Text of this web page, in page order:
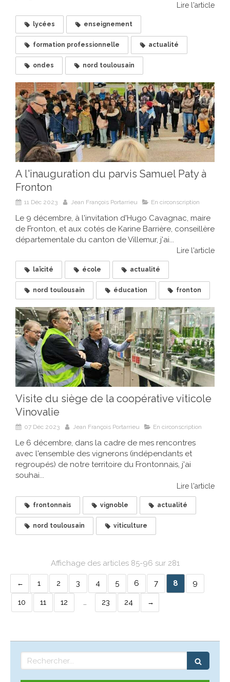
Lire l'article
lycées enseignement
formation professionnelle actualité
ondes nord toulousain
A l'inauguration du parvis Samuel Paty à
Fronton
11 Déc 2023 Jean François Portarrieu En circonscription
Le 9 décembre, à l'invitation d'Hugo Cavagnac, maire
de Fronton, et aux cotés de Karine Barrière, conseillère
départementale du canton de Villemur, j'ai...
Lire l'article
laïcité école actualité
nord toulousain éducation fronton
Visite du siège de la coopérative viticole
Vinovalie
07 Déc 2023 Jean François Portarrieu En circonscription
Le 6 décembre, dans la cadre de mes rencontres
avec l'ensemble des vignerons (indépendants et
regroupés) de notre territoire du Frontonnais, j'ai
souhai...
Lire l'article
frontonnais vignoble actualité
nord toulousain viticulture
Affichage des articles 85-96 sur 281
1 2 3 4 5 6 7 8 9
10 11 12 … 23 24
Rechercher